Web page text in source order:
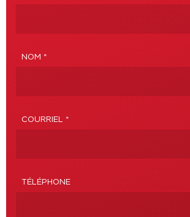
NOM *
COURRIEL *
TÉLÉPHONE